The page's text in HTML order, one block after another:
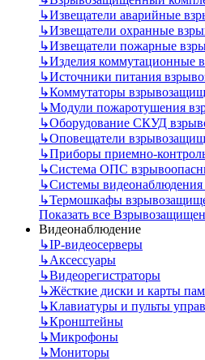
↳Извещатели аварийные
↳Извещатели охранные
↳Извещатели пожарные
↳Изделия коммутационные
↳Источники питания
↳Коммутаторы
↳Модули пожаротушения
↳Оборудование СКУД
↳Оповещатели
↳Приборы приемно-
↳Система ОПС
↳Системы
↳Термошкафы
Показать все
Видеонаблюдение
↳IP-видеосерверы
↳Аксессуары
↳Видеорегистраторы
↳Жёсткие диски и карты
↳Клавиатуры и пульты
↳Кронштейны
↳Микрофоны
↳Мониторы